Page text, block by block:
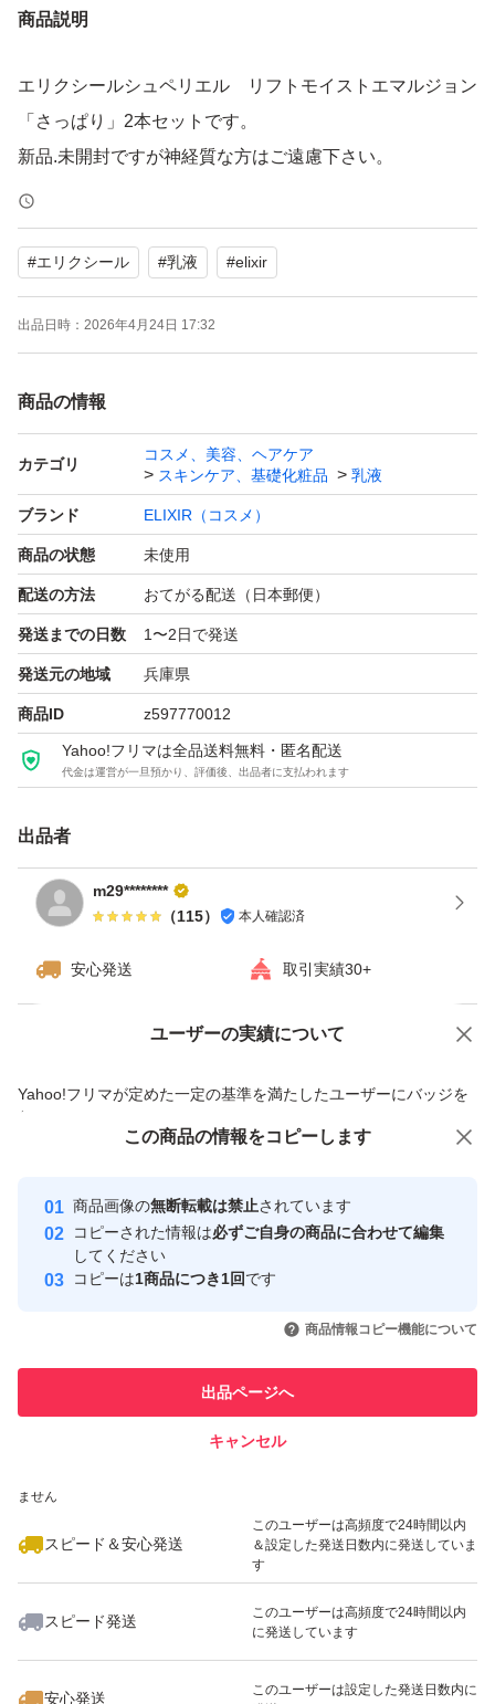
商品説明
エリクシールシュペリエル リフトモイストエマルジョン
「さっぱり」2本セットです。
新品.未開封ですが神経質な方はご遠慮下さい。
#エリクシール #乳液 #elixir
出品日時： 2026年4月24日 17:32
商品の情報
カテゴリ
コスメ、美容、ヘアケア
スキンケア、基礎化粧品
乳液
ブランド ELIXIR（コスメ）
商品の状態 未使用
配送の方法 おてがる配送（日本郵便）
発送までの日数 1〜2日で発送
発送元の地域 兵庫県
商品ID z597770012
Yahoo!フリマは全品送料無料・匿名配送
代金は運営が一旦預かり、評価後、出品者に支払われます
出品者
m29********
（115） 本人確認済
安心発送 取引実績30+
ユーザーの実績について
Yahoo!フリマが定めた一定の基準を満たしたユーザーにバッジを
付与しています
安心取引出品者
心・安全なユーザーです
取引実績
引を完了させた実績があります
での取引実績があります
ません
スピード＆安心発送
このユーザーは高頻度で24時間以内
＆設定した発送日数内に発送していま
す
スピード発送
このユーザーは高頻度で24時間以内
に発送しています
安心発送
このユーザーは設定した発送日数内に
価格の相談 商品への質問
この商品の情報をコピーします
商品画像の無断転載は禁止されています
コピーされた情報は必ずご自身の商品に合わせて編集
してください
コピーは1商品につき1回です
商品情報コピー機能について
出品ページへ
キャンセル
この商品をみている人にオススメ
いいね！
8,800